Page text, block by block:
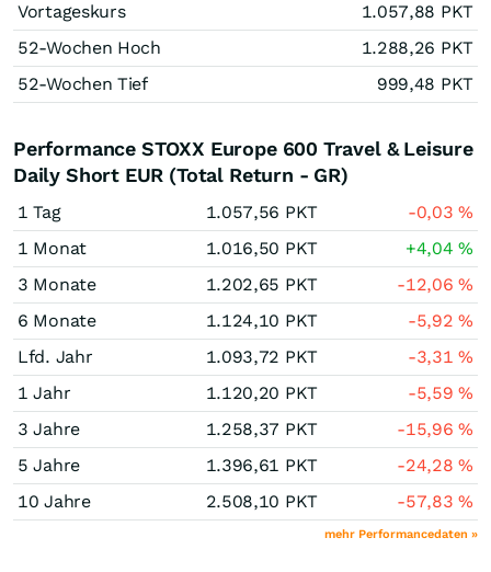
Vortageskurs
1.057,88 PKT
52-Wochen Hoch
1.288,26 PKT
52-Wochen Tief
999,48 PKT
Performance STOXX Europe 600 Travel & Leisure
Daily Short EUR (Total Return - GR)
1 Tag 1.057,56 PKT -0,03%
1 Monat
1.016,50 PKT +4,04%
3 Monate
1.202,65 PKT -12,06%
6 Monate
1.124,10 PKT -5,92%
Lfd. Jahr
1.093,72 PKT -3,31%
1 Jahr
1.120,20 PKT -5,59%
3 Jahre
1.258,37 PKT -15,96%
5 Jahre
1.396,61 PKT -24,28%
10 Jahre
2.508,10 PKT -57,83%
mehr Performancedaten »